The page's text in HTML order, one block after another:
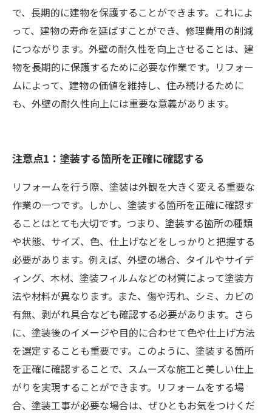
で、長期的に建物を保護することができます。これによ
って、建物の寿命を延ばすことができ、修理費用の削減
につながります。外壁の耐久性を向上させることは、建
物を長期的に保護するために必要な作業です。リフォー
ムによって、建物の価値を維持し、住み続けるために
も、外壁の耐久性向上には重要な意義があります。
注意点1：塗装する箇所を正確に確認する
リフォームを行う際、塗装は外観を大きく変える重要な
作業の一つです。しかし、塗装する箇所を正確に確認す
ることはとても大切です。つまり、塗装する箇所の種類
や状態、サイズ、色、仕上げなどをしっかりと把握する
必要があります。例えば、外壁の場合、タイルやサイデ
ィング、木材、塗装フィルムなどの材質によって塗装方
法や材料が異なります。また、傷や汚れ、シミ、カビの
有無、剥がれ具合なども確認する必要があります。さら
に、塗装後のイメージや目的に合わせて色や仕上げ方法
を選定することも重要です。このように、塗装する箇所
を正確に確認することで、スムーズな施工と美しい仕上
がりを実現することができます。リフォームをする場
合、塗装工事が必要な場合は、ぜひともお気をつけくだ